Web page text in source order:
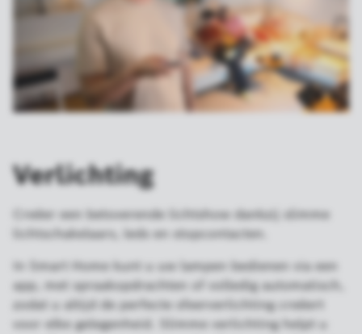
Verlichting
Creëer een betoverende lichtshow dankzij slimme
lichtschakelaars, leds en stopcontacten.
In Smart Home kunt u uw lampen bedienen via een
app, met spraakopdrachten of volledig automatisch,
zodat u altijd de perfecte sfeerverlichting creëert
voor elke gelegenheid. Slimme verlichting helpt u